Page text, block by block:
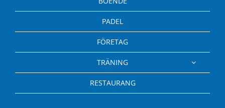
PADEL
FÖRETAG
TRÄNING
RESTAURANG